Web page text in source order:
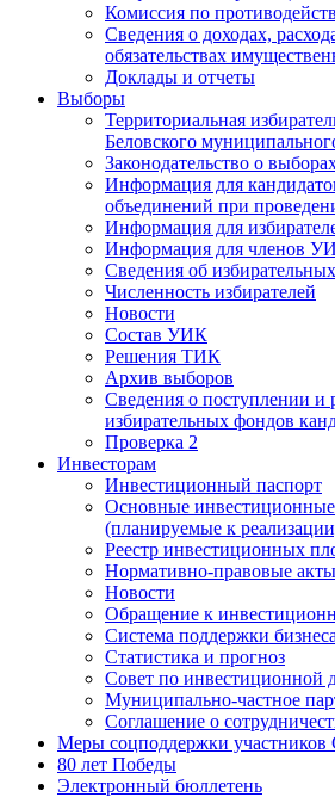
Комиссия по
Сведения о доходах,
обязательствах
Доклады и отчеты
Выборы
Территориальная
Беловского
Законодательство о
Информация для
объединений при
Информация для
Информация для членов
Сведения об
Численность избирателей
Новости
Состав УИК
Решения ТИК
Архив выборов
Сведения о поступлении и
избирательных фондов
Проверка 2
Инвесторам
Инвестиционный паспорт
Основные
(планируемые к
Реестр инвестиционных
Нормативно-правовые акты
Новости
Обращение к
Система поддержки бизнеса
Статистика и прогноз
Совет по инвестиционной
Муниципально-частное
Соглашение о
Меры соцподдержки
80 лет Победы
Электронный бюллетень